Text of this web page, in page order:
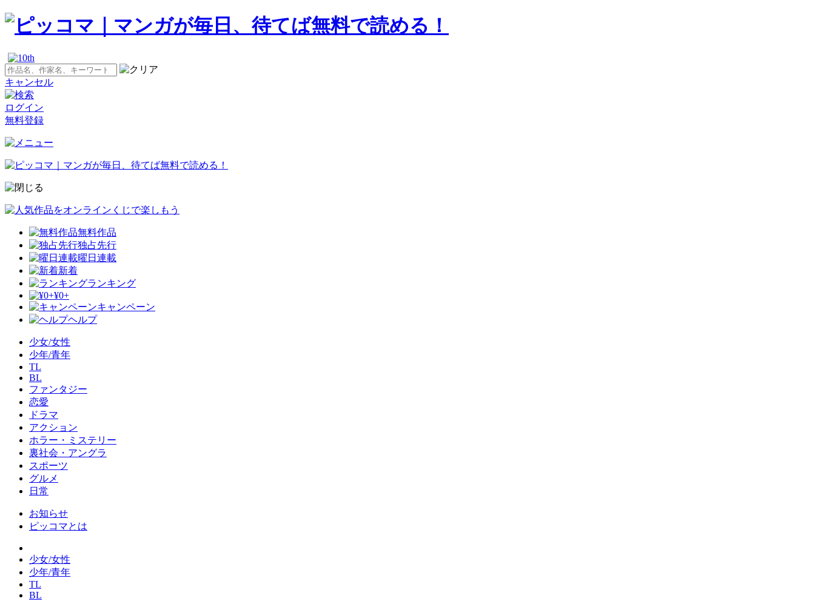
キャンセル
ログイン
無料登録
無料作品
独占先行
曜日連載
新着
ランキング
¥0+
キャンペーン
ヘルプ
少女/女性
少年/青年
TL
BL
ファンタジー
恋愛
ドラマ
アクション
ホラー・ミステリー
裏社会・アングラ
スポーツ
グルメ
日常
お知らせ
ピッコマとは
少女/女性
少年/青年
TL
BL